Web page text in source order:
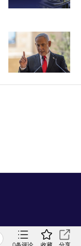
0条评论 收藏 分享